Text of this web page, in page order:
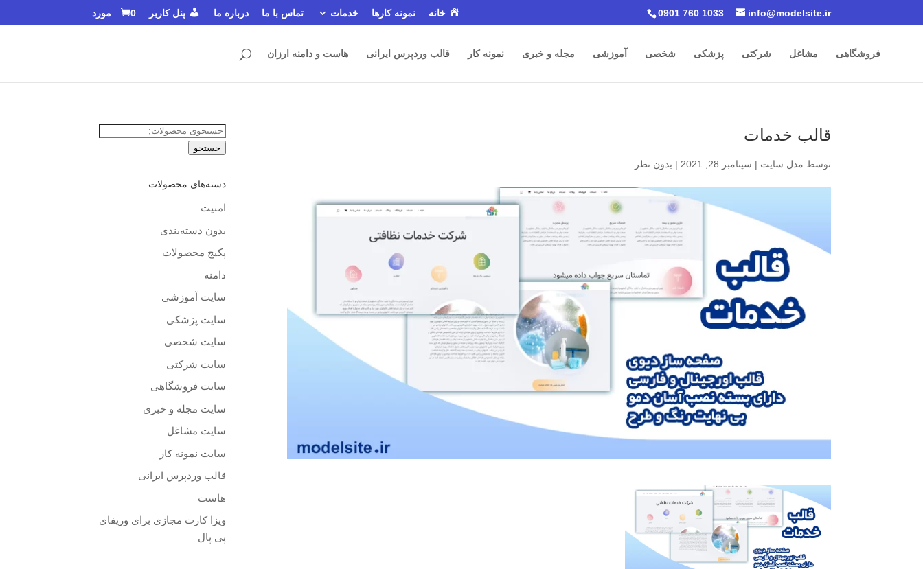
0901 760 1033 info@modelsite.ir خانه نمونه کارها خدمات تماس با ما درباره ما پنل کاربر 0 مورد
فروشگاهی مشاغل شرکتی پزشکی شخصی آموزشی مجله و خبری نمونه کار قالب وردپرس ایرانی هاست و دامنه ارزان
قالب خدمات
توسط مدل سایت | سپتامبر 28, 2021 | بدون نظر
جستجو
برای:
جستجو
دسته‌های محصولات
امنیت
بدون دسته‌بندی
پکیج محصولات
دامنه
سایت آموزشی
سایت پزشکی
سایت شخصی
سایت شرکتی
سایت فروشگاهی
سایت مجله و خبری
سایت مشاغل
سایت نمونه کار
قالب وردپرس ایرانی
هاست
ویزا کارت مجازی برای وریفای
پی پال